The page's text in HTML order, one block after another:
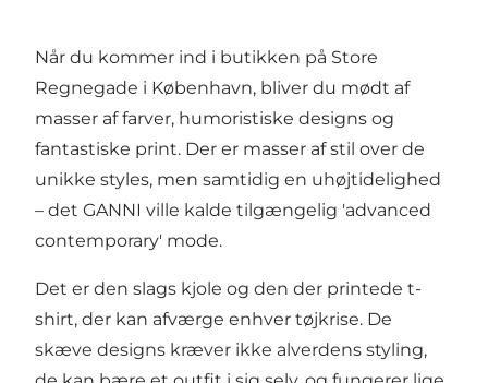
Når du kommer ind i butikken på Store
Regnegade i København, bliver du mødt af
masser af farver, humoristiske designs og
fantastiske print. Der er masser af stil over de
unikke styles, men samtidig en uhøjtidelighed
– det GANNI ville kalde tilgængelig 'advanced
contemporary' mode.
Det er den slags kjole og den der printede t-
shirt, der kan afværge enhver tøjkrise. De
skæve designs kræver ikke alverdens styling,